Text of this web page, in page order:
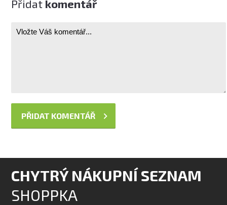
Přidat komentář
CHYTRÝ NÁKUPNÍ SEZNAM
SHOPPKA